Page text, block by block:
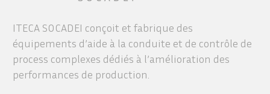
ITECA SOCADEI conçoit et fabrique des
équipements d’aide à la conduite et de contrôle de
process complexes dédiés à l’amélioration des
performances de production.